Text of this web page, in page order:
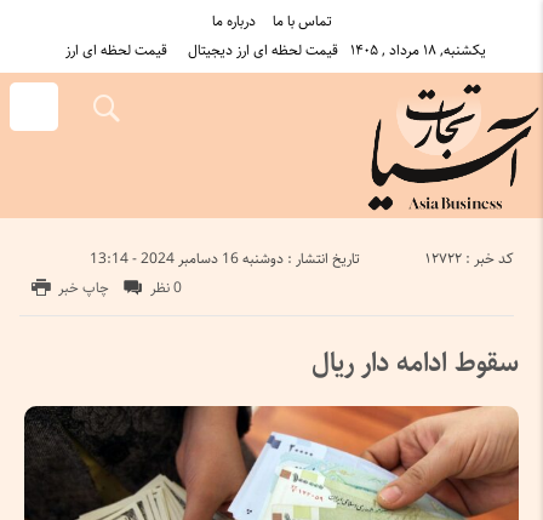
درباره ما
تماس با ما
یکشنبه, ۱۸ مرداد , ۱۴۰۵
قیمت لحظه ای ارز دیجیتال قیمت لحظه ای ارز
تاریخ انتشار : دوشنبه 16 دسامبر 2024 - 13:14 کد خبر : 12722
چاپ خبر 0 نظر
سقوط ادامه دار ریال